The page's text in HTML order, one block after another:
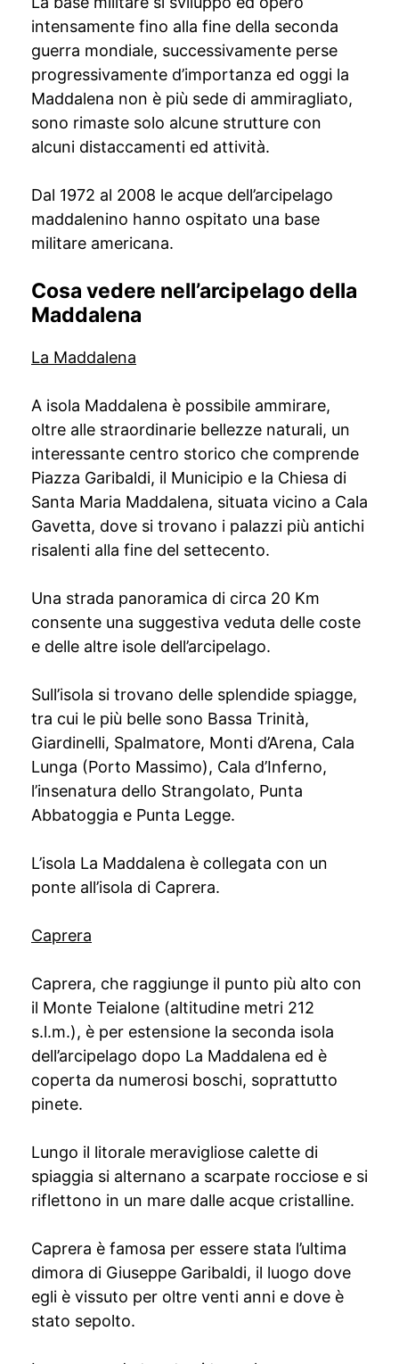
intensamente fino alla fine della seconda
guerra mondiale, successivamente perse
progressivamente d’importanza ed oggi la
Maddalena non è più sede di ammiragliato,
sono rimaste solo alcune strutture con
alcuni distaccamenti ed attività.
Dal 1972 al 2008 le acque dell’arcipelago
maddalenino hanno ospitato una base
militare americana.
Cosa vedere nell’arcipelago della
Maddalena
La Maddalena
A isola Maddalena è possibile ammirare,
oltre alle straordinarie bellezze naturali, un
interessante centro storico che comprende
Piazza Garibaldi, il Municipio e la Chiesa di
Santa Maria Maddalena, situata vicino a Cala
Gavetta, dove si trovano i palazzi più antichi
risalenti alla fine del settecento.
Una strada panoramica di circa 20 Km
consente una suggestiva veduta delle coste
e delle altre isole dell’arcipelago.
Sull’isola si trovano delle splendide spiagge,
tra cui le più belle sono Bassa Trinità,
Giardinelli, Spalmatore, Monti d’Arena, Cala
Lunga (Porto Massimo), Cala d’Inferno,
l’insenatura dello Strangolato, Punta
Abbatoggia e Punta Legge.
L’isola La Maddalena è collegata con un
ponte all’isola di Caprera.
Caprera
Caprera, che raggiunge il punto più alto con
il Monte Teialone (altitudine metri 212
s.l.m.), è per estensione la seconda isola
dell’arcipelago dopo La Maddalena ed è
coperta da numerosi boschi, soprattutto
pinete.
Lungo il litorale meravigliose calette di
spiaggia si alternano a scarpate rocciose e si
riflettono in un mare dalle acque cristalline.
Caprera è famosa per essere stata l’ultima
dimora di Giuseppe Garibaldi, il luogo dove
egli è vissuto per oltre venti anni e dove è
stato sepolto.